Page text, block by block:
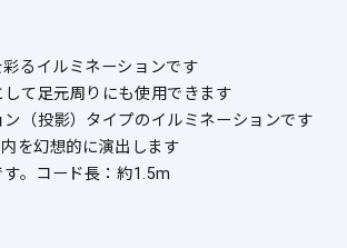
彩るイルミネーションです
して足元周りにも使用できます
ン（投影）タイプのイルミネーションです
内を幻想的に演出します
す。コード長：約1.5m